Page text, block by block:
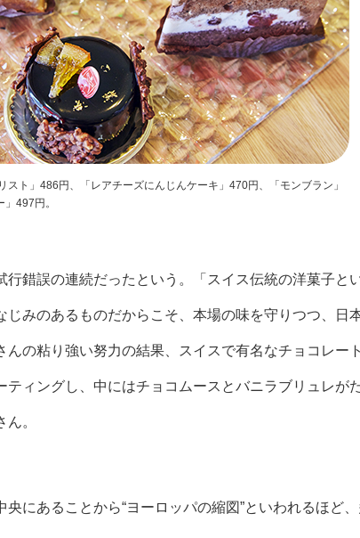
スト」486円、「レアチーズにんじんケーキ」470円、「モンブラン」
497円。
行錯誤の連続だったという。「スイス伝統の洋菓子
じみのあるものだからこそ、本場の味を守りつつ、
んの粘り強い努力の結果、スイスで有名なチョコレ
ティングし、中にはチョコムースとバニラブリュレ
。
央にあることから“ヨーロッパの縮図”といわれるほ